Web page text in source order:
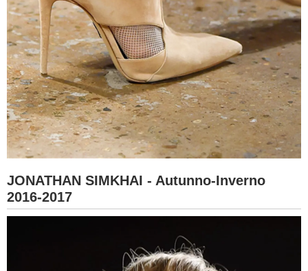
JONATHAN SIMKHAI - Autunno-Inverno
2016-2017